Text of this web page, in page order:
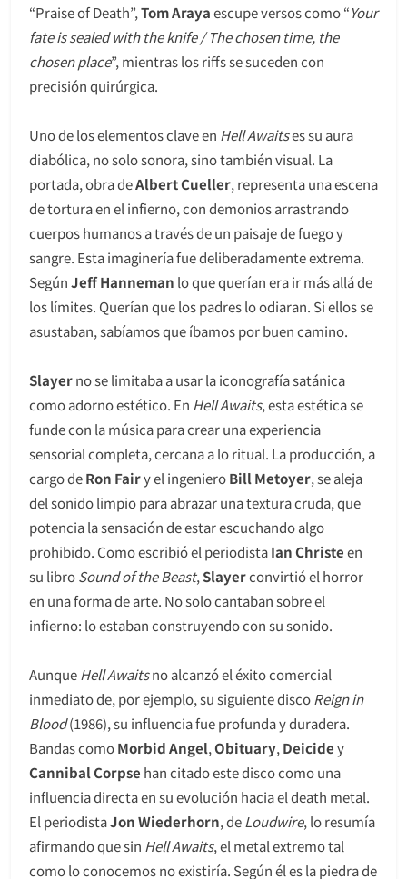
“Praise of Death”,Tom Arayaescupe versos como “Your
fate is sealed with the knife / The chosen time, the
chosen place”, mientras los riffs se suceden con
precisión quirúrgica.
Uno de los elementos clave en Hell Awaitses su aura
diabólica, no solo sonora, sino también visual. La
portada, obra deAlbert Cueller, representa una escena
de tortura en el infierno, con demonios arrastrando
cuerpos humanos a través de un paisaje de fuego y
sangre. Esta imaginería fue deliberadamente extrema.
SegúnJeff Hanneman lo que querían era ir más allá de
los límites. Querían que los padres lo odiaran. Si ellos se
asustaban, sabíamos que íbamos por buen camino.
Slayerno se limitaba a usar la iconografía satánica
como adorno estético. En Hell Awaits, esta estética se
funde con la música para crear una experiencia
sensorial completa, cercana a lo ritual. La producción, a
cargo deRon Fairy el ingenieroBill Metoyer, se aleja
del sonido limpio para abrazar una textura cruda, que
potencia la sensación de estar escuchando algo
prohibido. Como escribió el periodistaIan Christeen
su libroSound of the Beast,Slayerconvirtió el horror
en una forma de arte. No solo cantaban sobre el
infierno: lo estaban construyendo con su sonido.
Aunque Hell Awaitsno alcanzó el éxito comercial
inmediato de, por ejemplo, su siguiente disco Reign in
Blood(1986), su influencia fue profunda y duradera.
Bandas comoMorbid Angel,Obituary, Deicidey
Cannibal Corpse han citado este disco como una
influencia directa en su evolución hacia el death metal.
El periodistaJon Wiederhorn, de Loudwire, lo resumía
afirmando que sin Hell Awaits, el metal extremo tal
como lo conocemos no existiría. Según él es la piedra de